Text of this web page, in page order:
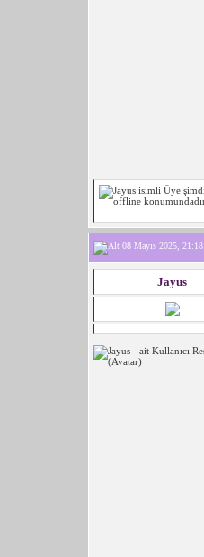
08 Mayıs 2025, 21:18
Jayus